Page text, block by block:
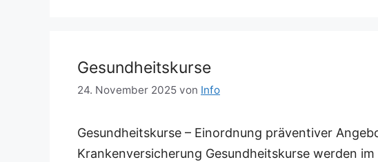
Gesundheitskurse
24. November 2025 von Info
Gesundheitskurse – Einordnung präventiver
Krankenversicherung Gesundheitskurse werden